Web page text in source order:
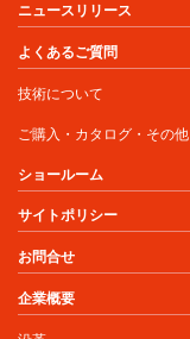
ニュースリリース
よくあるご質問
技術について
ご購入・カタログ・その他
ショールーム
サイトポリシー
お問合せ
企業概要